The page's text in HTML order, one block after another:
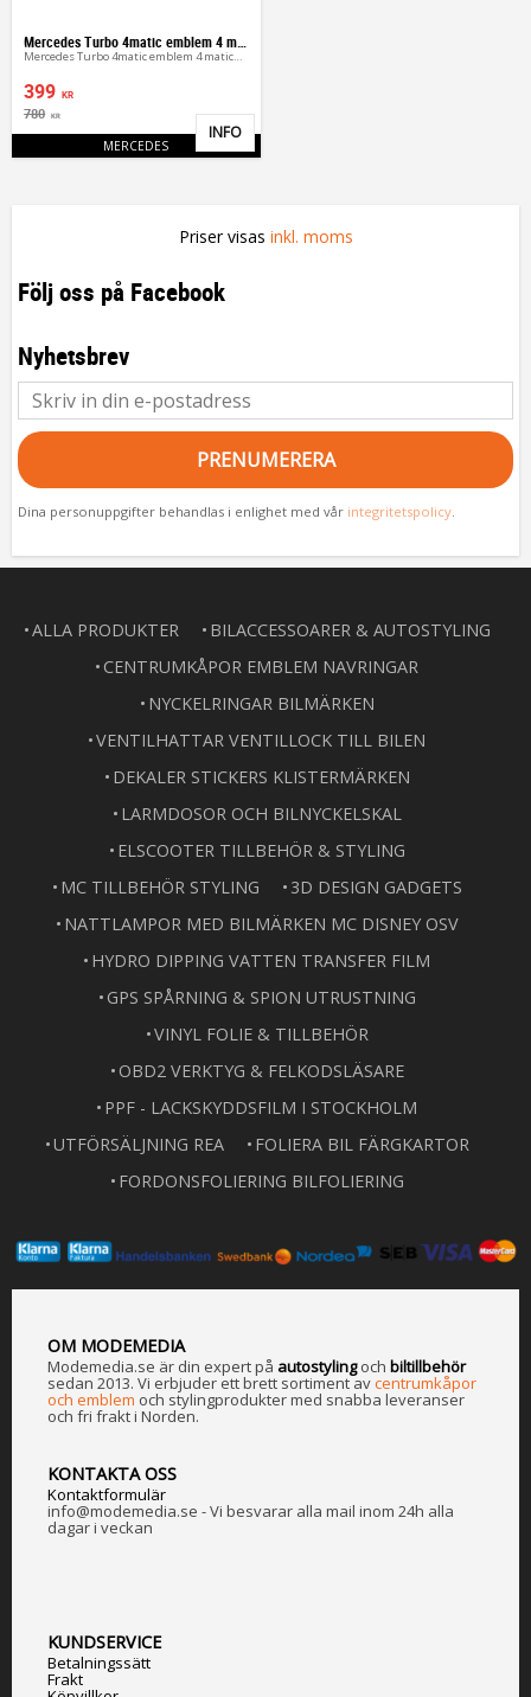
Mercedes Turbo 4matic emblem 4 maticmärken
399 KR
780 KR
MERCEDES Lägg till i favoriter
INFO
Priser visas inkl. moms
Följ oss på Facebook
Nyhetsbrev
PRENUMERERA
Dina personuppgifter behandlas i enlighet med vår integritetspolicy.
ALLA PRODUKTER
BILACCESSOARER & AUTOSTYLING
CENTRUMKÅPOR EMBLEM NAVRINGAR
NYCKELRINGAR BILMÄRKEN
VENTILHATTAR VENTILLOCK TILL BILEN
DEKALER STICKERS KLISTERMÄRKEN
LARMDOSOR OCH BILNYCKELSKAL
ELSCOOTER TILLBEHÖR & STYLING
MC TILLBEHÖR STYLING
3D DESIGN GADGETS
NATTLAMPOR MED BILMÄRKEN MC DISNEY OSV
HYDRO DIPPING VATTEN TRANSFER FILM
GPS SPÅRNING & SPION UTRUSTNING
VINYL FOLIE & TILLBEHÖR
OBD2 VERKTYG & FELKODSLÄSARE
PPF - LACKSKYDDSFILM I STOCKHOLM
UTFÖRSÄLJNING REA
FOLIERA BIL FÄRGKARTOR
FORDONSFOLIERING BILFOLIERING
OM MODEMEDIA
Modemedia.se är din expert på autostylingoch biltillbehör
sedan 2013. Vi erbjuder ett brett sortiment avcentrumkåpor
och emblem och stylingprodukter med snabba leveranser
och fri frakt i Norden.
KONTAKTA OSS
Kontaktformulär
info@modemedia.se - Vi besvarar alla mail inom 24h alla
dagar i veckan
KUNDSERVICE
Betalningssätt
Frakt